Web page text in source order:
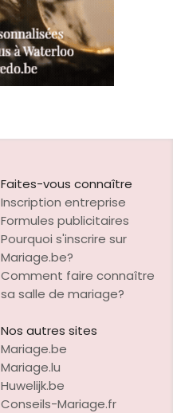
Faites-vous connaître
Inscription entreprise
Formules publicitaires
Pourquoi s'inscrire sur
Mariage.be?
Comment faire connaître
sa salle de mariage?
Nos autres sites
Mariage.be
Mariage.lu
Huwelijk.be
Conseils-Mariage.fr